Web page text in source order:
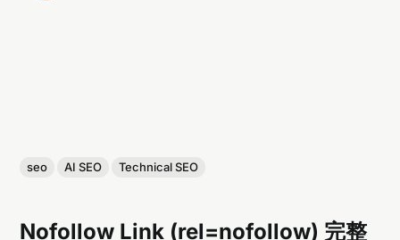
seo AI SEO Technical SEO
Nofollow Link (rel=nofollow) 完整